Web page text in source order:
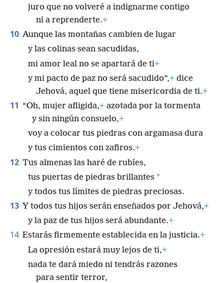
juro que no volveré a indignarme contigo
ni a reprenderte.+
10 Aunque las montañas cambien de lugar
y las colinas sean sacudidas,
mi amor leal no se apartará de ti+
y mi pacto de paz no será sacudido”,+ dice
Jehová, aquel que tiene misericordia de ti.+
11 “Oh, mujer afligida,+ azotada por la tormenta
y sin ningún consuelo,+
voy a colocar tus piedras con argamasa dura
y tus cimientos con zafiros.+
12 Tus almenas las haré de rubíes,
tus puertas de piedras brillantes *
y todos tus límites de piedras preciosas.
13 Y todos tus hijos serán enseñados por Jehová,+
y la paz de tus hijos será abundante.+
14 Estarás firmemente establecida en la justicia.+
La opresión estará muy lejos de ti,+
nada te dará miedo ni tendrás razones
para sentir terror,